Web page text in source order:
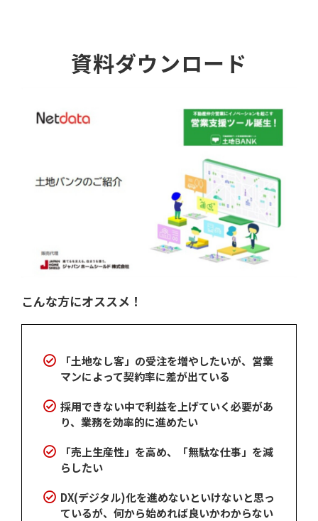
資料ダウンロード
こんな方にオススメ！
「土地なし客」の受注を増やしたいが、営業
マンによって契約率に差が出ている
採用できない中で利益を上げていく必要があ
り、業務を効率的に進めたい
「売上生産性」を高め、「無駄な仕事」を減
らしたい
DX(デジタル)化を進めないといけないと思っ
ているが、何から始めれば良いかわからない